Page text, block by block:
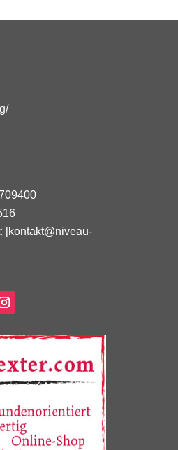
: [kontakt@niveau-